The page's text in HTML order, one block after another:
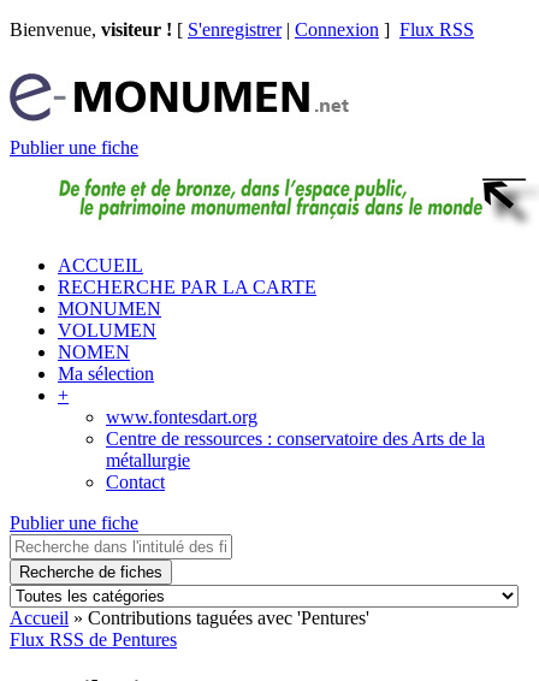
Bienvenue, visiteur ! [ S'enregistrer| Connexion ] Flux RSS
Publier une fiche
ACCUEIL
RECHERCHE PAR LA CARTE
MONUMEN
VOLUMEN
NOMEN
Ma sélection
+
www.fontesdart.org
Centre de ressources : conservatoire des Arts de la
métallurgie
Contact
Publier une fiche
Recherche de fiches
Accueil » Contributions taguées avec 'Pentures'
Flux RSS de Pentures